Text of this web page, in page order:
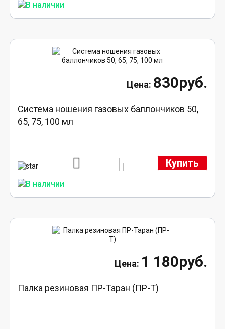
830руб.
Система ношения газовых баллончиков 50,
65, 75, 100 мл
Купить
1 180руб.
Палка резиновая ПР-Таран (ПР-Т)